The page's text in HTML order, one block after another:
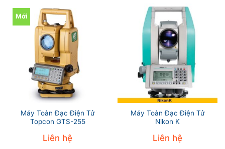
Mới
Máy Toàn Đạc Điện Tử
Topcon GTS-255
Liên hệ
Máy Toàn Đạc Điện Tử
Nikon K
Liên hệ